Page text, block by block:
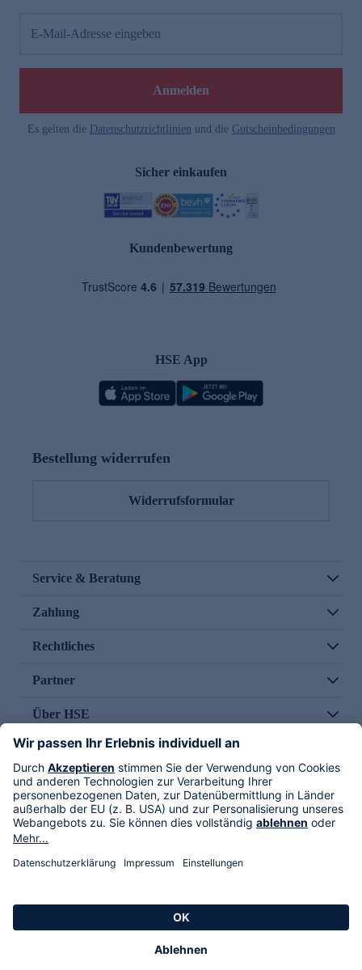
E-Mail-Adresse eingeben
Anmelden
Es gelten die Datenschutzrichtlinien und die Gutscheinbedingungen
Sicher einkaufen
Kundenbewertung
HSE App
Bestellung widerrufen
Widerrufsformular
Service & Beratung
Zahlung
Rechtliches
Partner
Über HSE
Im TV
HSE International